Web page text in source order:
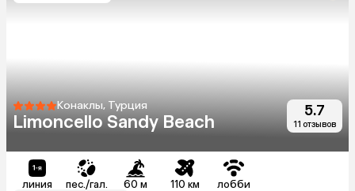
Конаклы, Турция
Limoncello Sandy Beach
5.7
11 отзывов
линия пес./гал. 60 м 110 км лобби